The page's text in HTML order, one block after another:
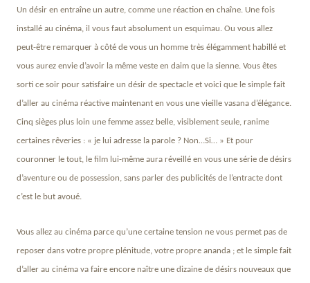
Un désir en entraîne un autre, comme une réaction en chaîne. Une fois
installé au cinéma, il vous faut absolument un esquimau. Ou vous allez
peut-être remarquer à côté de vous un homme très élégamment habillé et
vous aurez envie d’avoir la même veste en daim que la sienne. Vous êtes
sorti ce soir pour satisfaire un désir de spectacle et voici que le simple fait
d’aller au cinéma réactive maintenant en vous une vieille vasana d’élégance.
Cinq sièges plus loin une femme assez belle, visiblement seule, ranime
certaines rêveries : « je lui adresse la parole ? Non…Si… » Et pour
couronner le tout, le film lui-même aura réveillé en vous une série de désirs
d’aventure ou de possession, sans parler des publicités de l’entracte dont
c’est le but avoué.
Vous allez au cinéma parce qu’une certaine tension ne vous permet pas de
reposer dans votre propre plénitude, votre propre ananda ; et le simple fait
d’aller au cinéma va faire encore naître une dizaine de désirs nouveaux que